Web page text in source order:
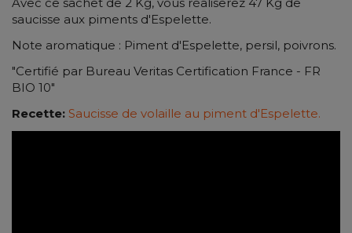
saucisse aux piments d'Espelette.
Note aromatique : Piment d'Espelette, persil, poivrons.
"Certifié par Bureau Veritas Certification France - FR
BIO 10"
Recette: Saucisse de volaille au piment d'Espelette.